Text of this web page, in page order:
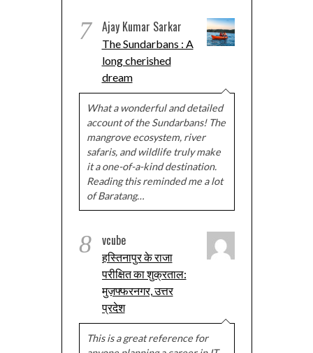
7 Ajay Kumar Sarkar
The Sundarbans : A
long cherished
dream
What a wonderful and detailed
account of the Sundarbans! The
mangrove ecosystem, river
safaris, and wildlife truly make
it a one-of-a-kind destination.
Reading this reminded me a lot
of Baratang…
8 vcube
हस्तिनापुर के राजा
परीक्षित का शुक्रताल:
मुज़फ्फरनगर, उत्तर
प्रदेश
This is a great reference for